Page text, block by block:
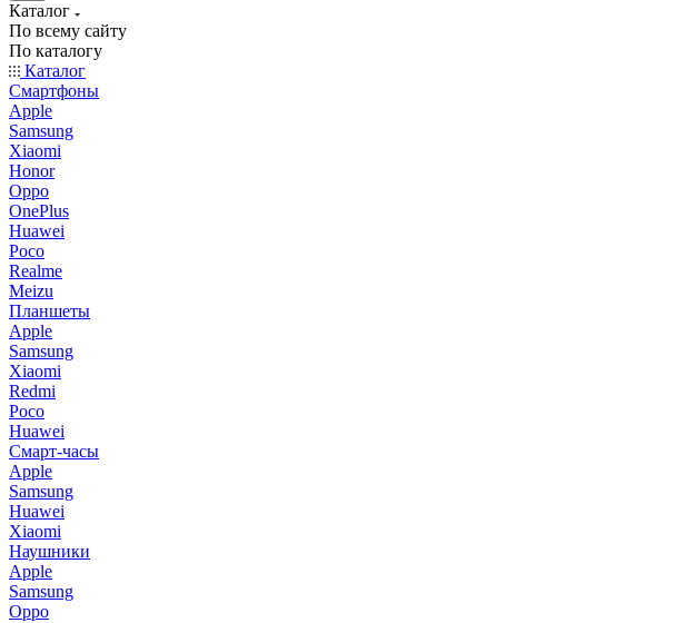
Каталог
По всему сайту
По каталогу
Каталог
Смартфоны
Apple
Samsung
Xiaomi
Honor
Oppo
OnePlus
Huawei
Poco
Realme
Meizu
Планшеты
Apple
Samsung
Xiaomi
Redmi
Poco
Huawei
Смарт-часы
Apple
Samsung
Huawei
Xiaomi
Наушники
Apple
Samsung
Oppo